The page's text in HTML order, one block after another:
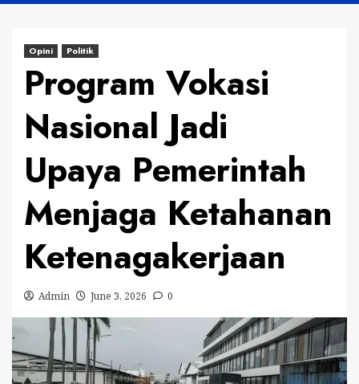
Opini Politik
Program Vokasi
Nasional Jadi
Upaya Pemerintah
Menjaga Ketahanan
Ketenagakerjaan
Admin June 3, 2026 0